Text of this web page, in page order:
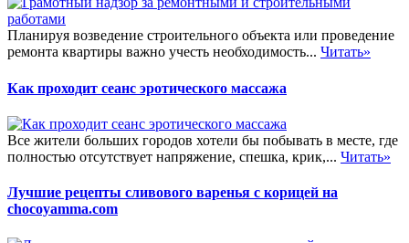
Планируя возведение строительного объекта или проведение
ремонта квартиры важно учесть необходимость... Читать»
Как проходит сеанс эротического массажа
Все жители больших городов хотели бы побывать в месте, где
полностью отсутствует напряжение, спешка, крик,... Читать»
Лучшие рецепты сливового варенья с корицей на
chocoyamma.com